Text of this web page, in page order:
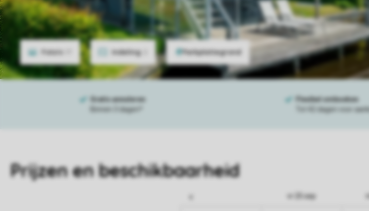
Foto's Indeling
Prijzen en beschikbaarheid
vr 25 sep